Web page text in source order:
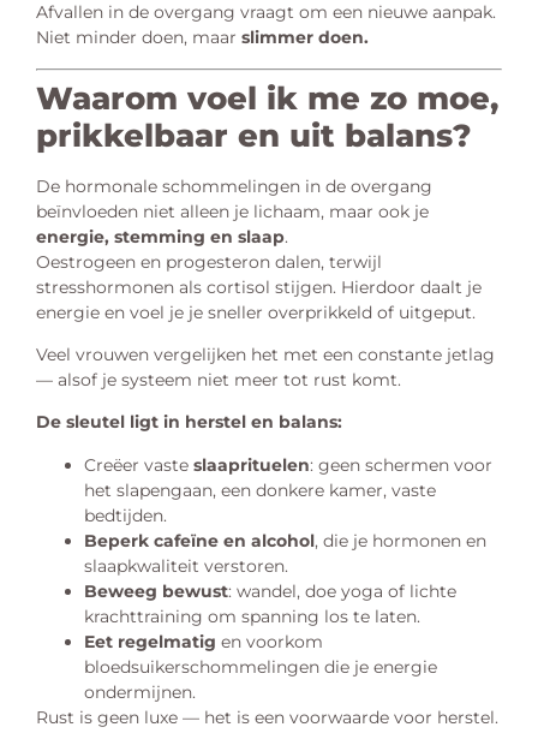
Afvallen in de overgang vraagt om een nieuwe aanpak.
Niet minder doen, maar slimmer doen.
Waarom voel ik me zo moe,
prikkelbaar en uit balans?
De hormonale schommelingen in de overgang
beïnvloeden niet alleen je lichaam, maar ook je
energie, stemming en slaap.
Oestrogeen en progesteron dalen, terwijl
stresshormonen als cortisol stijgen. Hierdoor daalt je
energie en voel je je sneller overprikkeld of uitgeput.
Veel vrouwen vergelijken het met een constante jetlag
— alsof je systeem niet meer tot rust komt.
De sleutel ligt in herstel en balans:
Creëer vaste slaaprituelen: geen schermen voor
het slapengaan, een donkere kamer, vaste
bedtijden.
Beperk cafeïne en alcohol, die je hormonen en
slaapkwaliteit verstoren.
Beweeg bewust: wandel, doe yoga of lichte
krachttraining om spanning los te laten.
Eet regelmatig en voorkom
bloedsuikerschommelingen die je energie
ondermijnen.
Rust is geen luxe — het is een voorwaarde voor herstel.